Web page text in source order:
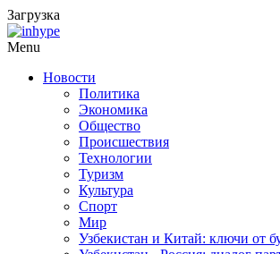
Загрузка
Menu
Новости
Политика
Экономика
Общество
Происшествия
Технологии
Туризм
Культура
Спорт
Мир
Узбекистан и Китай: ключи от